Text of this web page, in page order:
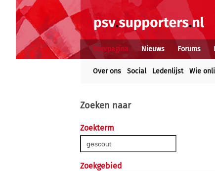
Voorpagina Nieuws Forums
Over ons Social Ledenlijst Wie
Zoeken naar
Zoekterm
Zoekgebied